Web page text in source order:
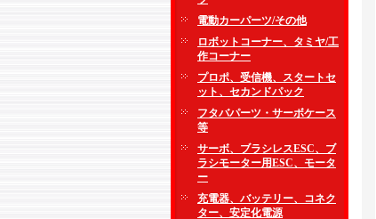
電動カーパーツ/その他
ロボットコーナー、タミヤ/工
作コーナー
プロポ、受信機、スタートセ
ット、セカンドパック
フタバパーツ・サーボケース
等
サーボ、ブラシレスESC、ブ
ラシモーター用ESC、モータ
ー
充電器、バッテリー、コネク
ター、安定化電源